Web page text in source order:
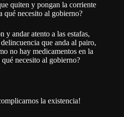
quiten y pongan la corriente
qué necesito al gobierno?
y andar atento a las estafas,
que anda al pairo,
no hay medicamentos en la
necesito al gobierno?
la existencia!